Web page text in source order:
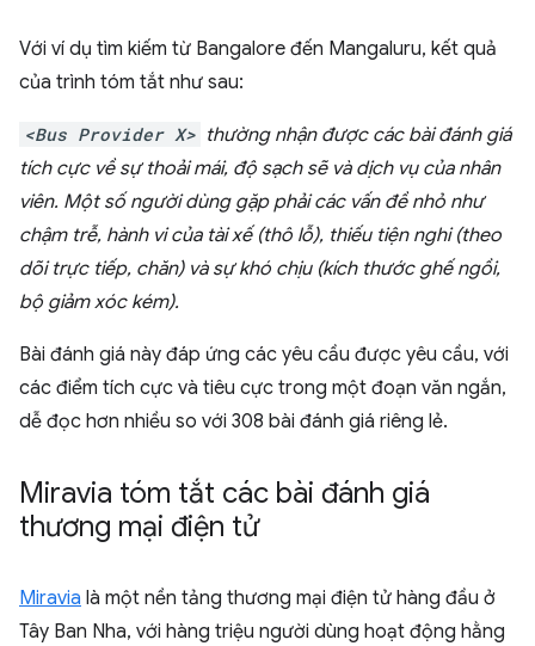
Với ví dụ tìm kiếm từ Bangalore đến Mangaluru, kết quả
của trình tóm tắt như sau:
<Bus Provider X> thường nhận được các bài đánh giá
tích cực về sự thoải mái, độ sạch sẽ và dịch vụ của nhân
viên. Một số người dùng gặp phải các vấn đề nhỏ như
chậm trễ, hành vi của tài xế (thô lỗ), thiếu tiện nghi (theo
dõi trực tiếp, chăn) và sự khó chịu (kích thước ghế ngồi,
bộ giảm xóc kém).
Bài đánh giá này đáp ứng các yêu cầu được yêu cầu, với
các điểm tích cực và tiêu cực trong một đoạn văn ngắn,
dễ đọc hơn nhiều so với 308 bài đánh giá riêng lẻ.
Miravia tóm tắt các bài đánh giá
thương mại điện tử
Miravia là một nền tảng thương mại điện tử hàng đầu ở
Tây Ban Nha, với hàng triệu người dùng hoạt động hằng